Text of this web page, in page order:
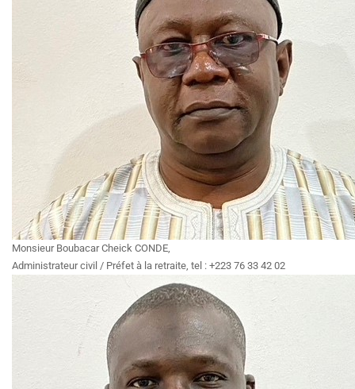
Monsieur Boubacar Cheick CONDE,
Administrateur civil / Préfet à la retraite, tel : +223 76 33 42 02